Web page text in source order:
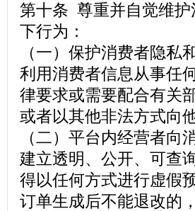
第十条 尊重并自觉维
下行为：
（一）保护消费者隐私
利用消费者信息从事任
律要求或需要配合有关
或者以其他非法方式向
（二）平台内经营者向
建立透明、公开、可查
得以任何方式进行虚假预
订单生成后不能退改的